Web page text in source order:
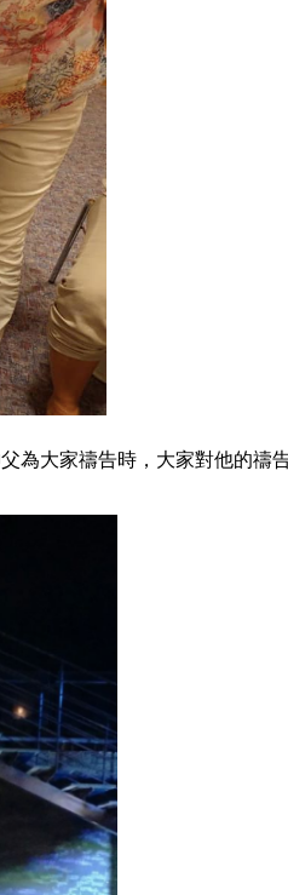
為大家禱告時，大家對他的禱